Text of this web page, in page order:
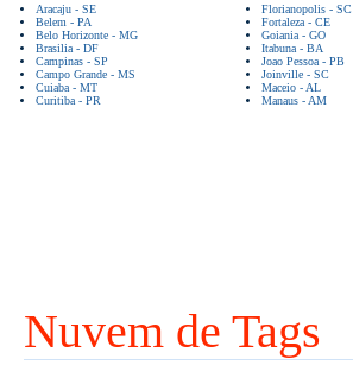
Aracaju - SE
Belem - PA
Belo Horizonte - MG
Brasilia - DF
Campinas - SP
Campo Grande - MS
Cuiaba - MT
Curitiba - PR
Florianopolis - SC
Fortaleza - CE
Goiania - GO
Itabuna - BA
Joao Pessoa - PB
Joinville - SC
Maceio - AL
Manaus - AM
Nuvem de Tags